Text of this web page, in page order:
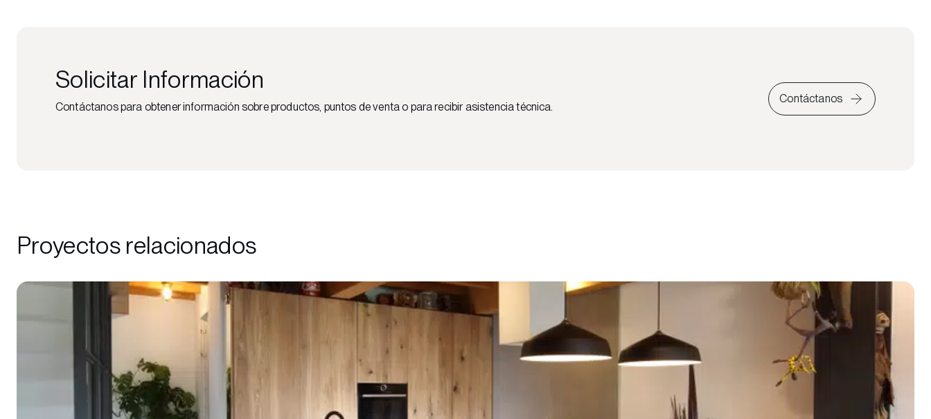
Solicitar Información
Contáctanos para obtener información sobre productos, puntos de venta o para recibir asistencia técnica.
Contáctanos
Proyectos relacionados